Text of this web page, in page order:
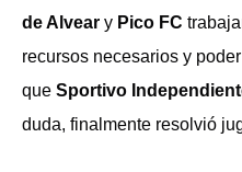
de Alvear y Pico FC
recursos necesarios y
que Sportivo
duda, finalmente resolvió